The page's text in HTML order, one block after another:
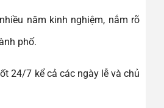
năm kinh nghiệm, nắm rõ
phố.
24/7 kể cả các ngày lễ và chủ